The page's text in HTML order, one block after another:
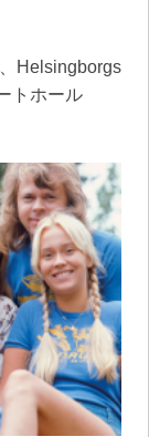
Helsingborgs
トホール